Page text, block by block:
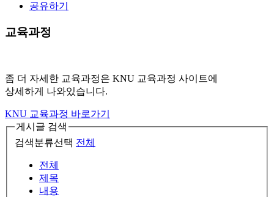
공유하기
교육과정
좀 더 자세한 교육과정은 KNU 교육과정 사이트에
상세하게 나와있습니다.
KNU 교육과정 바로가기
게시글 검색
검색분류선택 전체
전체
제목
내용